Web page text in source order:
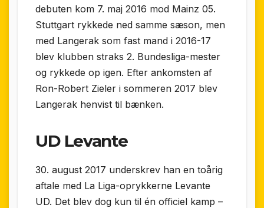
debuten kom 7. maj 2016 mod Mainz 05.
Stuttgart rykkede ned samme sæson, men
med Langerak som fast mand i 2016-17
blev klubben straks 2. Bundesliga-mester
og rykkede op igen. Efter ankomsten af
Ron-Robert Zieler i sommeren 2017 blev
Langerak henvist til bænken.
UD Levante
30. august 2017 underskrev han en toårig
aftale med La Liga-oprykkerne Levante
UD. Det blev dog kun til én officiel kamp –